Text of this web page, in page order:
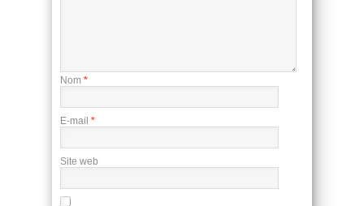
Nom *
E-mail *
Site web